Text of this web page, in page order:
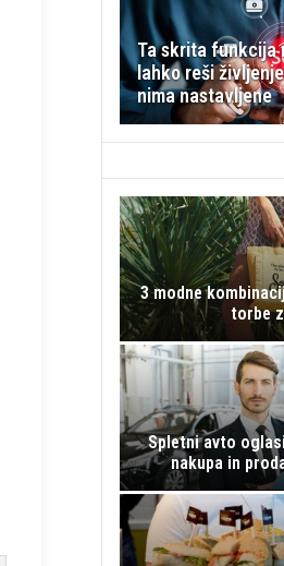
Ta skrita funkcija
lahko reši
nima nastavljene
3 modne
torbe
Spletni avto
nakupa in